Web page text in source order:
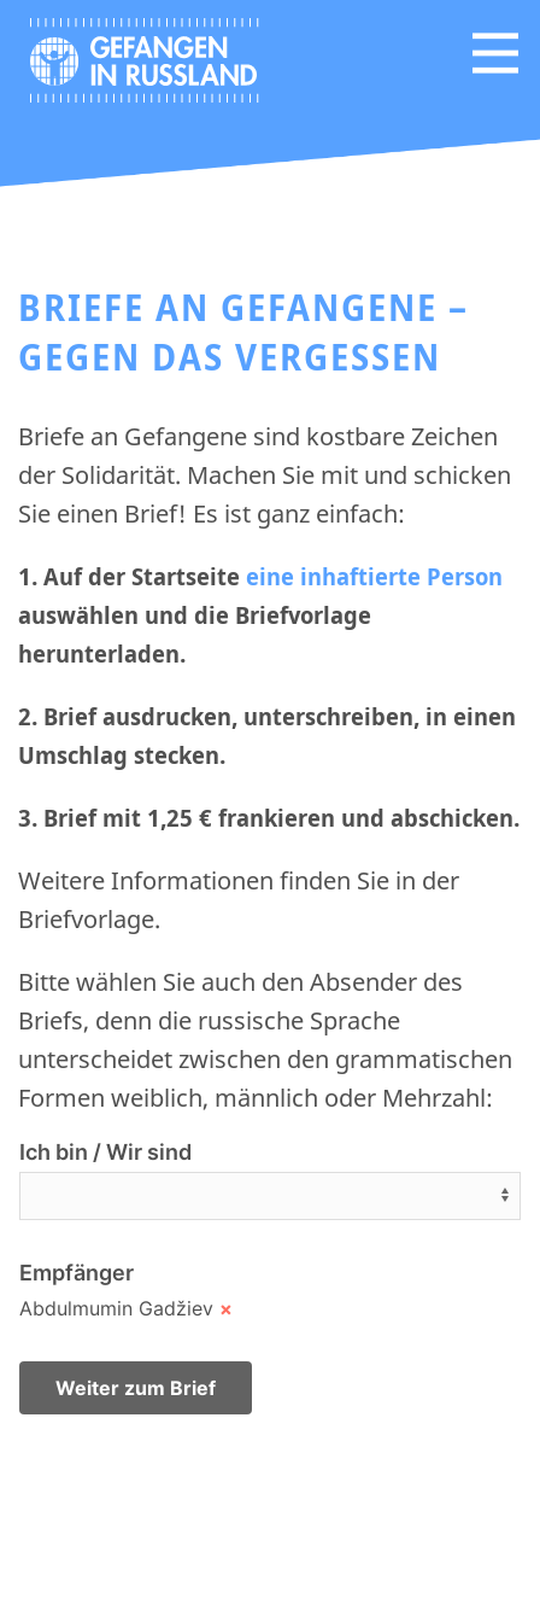
BRIEFE AN GEFANGENE –
GEGEN DAS VERGESSEN
Briefe an Gefangene sind kostbare Zeichen
der Solidarität. Machen Sie mit und schicken
Sie einen Brief! Es ist ganz einfach:
1. Auf der Startseite eine inhaftierte Person
auswählen und die Briefvorlage
herunterladen.
2. Brief ausdrucken, unterschreiben, in einen
Umschlag stecken.
3. Brief mit 1,25 € frankieren und abschicken.
Weitere Informationen finden Sie in der
Briefvorlage.
Bitte wählen Sie auch den Absender des
Briefs, denn die russische Sprache
unterscheidet zwischen den grammatischen
Formen weiblich, männlich oder Mehrzahl:
Ich bin / Wir sind
Empfänger
Abdulmumin Gadžiev ×
Weiter zum Brief